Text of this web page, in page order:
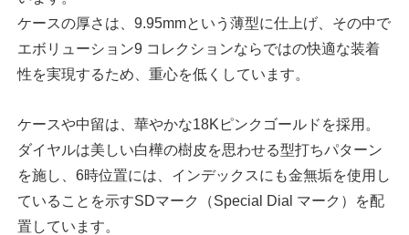
ケースの厚さは、9.95mmという薄型に仕上げ、その中で
エボリューション9 コレクションならではの快適な装着
性を実現するため、重心を低くしています。
ケースや中留は、華やかな18Kピンクゴールドを採用。
ダイヤルは美しい白樺の樹皮を思わせる型打ちパターン
を施し、6時位置には、インデックスにも金無垢を使用し
ていることを示すSDマーク（Special Dial マーク）を配
置しています。